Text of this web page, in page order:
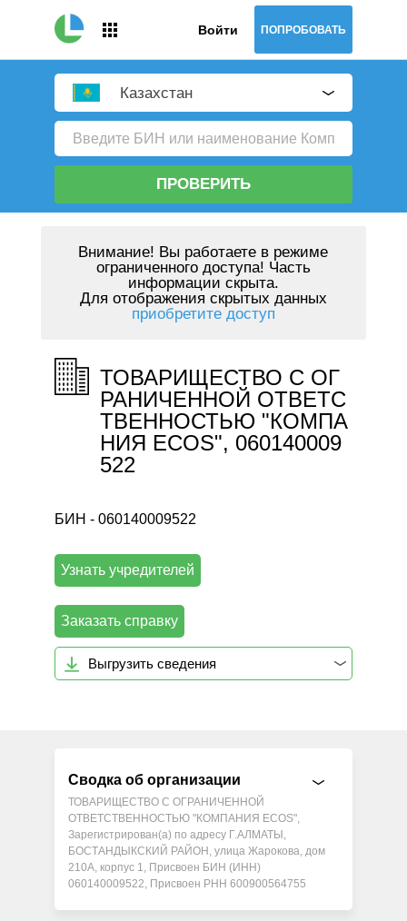
Войти ПОПРОБОВАТЬ
Казахстан
ПРОВЕРИТЬ
Внимание! Вы работаете в режиме
ограниченного доступа! Часть
информации скрыта.
Для отображения скрытых данных
приобретите доступ
ТОВАРИЩЕСТВО С ОГ
РАНИЧЕННОЙ ОТВЕТС
ТВЕННОСТЬЮ "КОМПА
НИЯ ECOS", 060140009
522
БИН - 060140009522
Узнать учредителей
Заказать справку
Выгрузить сведения
Сводка об организации
ТОВАРИЩЕСТВО С ОГРАНИЧЕННОЙ
ОТВЕТСТВЕННОСТЬЮ "КОМПАНИЯ ECOS",
Зарегистрирован(а) по адресу Г.АЛМАТЫ,
БОСТАНДЫКСКИЙ РАЙОН, улица Жарокова, дом
210А, корпус 1, Присвоен БИН (ИНН)
060140009522, Присвоен РНН 600900564755